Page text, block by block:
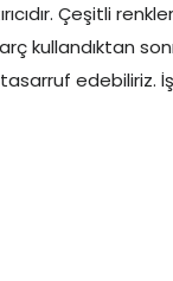
Çeşitli
kullandıktan
edebiliriz.